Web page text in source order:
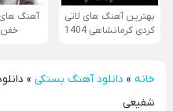
بهترین آهنگ های لاتی
کردی کرمانشاهی 1404
آهنگ های
خفن 2025
خانه» دانلود آهنگ بستکی»
شفیعی